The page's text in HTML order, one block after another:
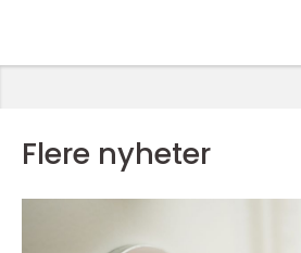
Flere nyheter